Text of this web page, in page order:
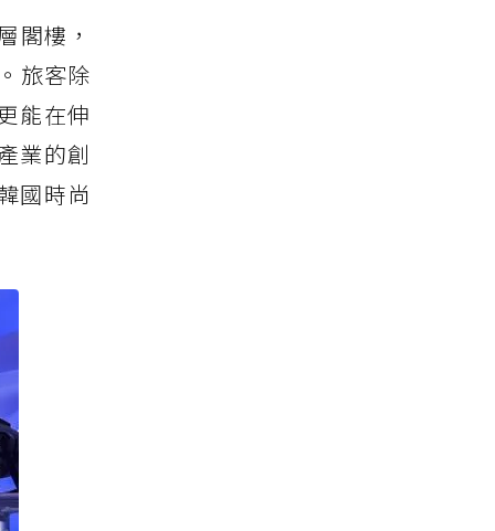
閣樓，
旅客除
能在伸
業的創
國時尚